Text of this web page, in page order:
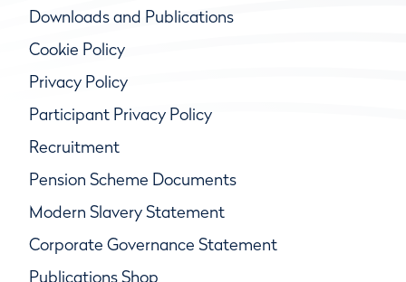
Downloads and Publications
Cookie Policy
Privacy Policy
Participant Privacy Policy
Recruitment
Pension Scheme Documents
Modern Slavery Statement
Corporate Governance Statement
Publications Shop